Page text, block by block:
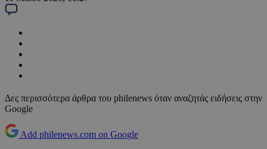
Δες περισσότερα άρθρα του philenews όταν αναζητάς ειδήσεις στην
Google
Add philenews.com on Google